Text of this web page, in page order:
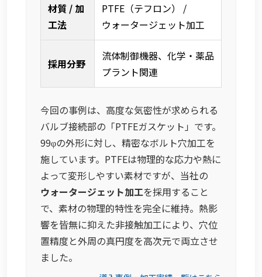
材質 / 加
工法
PTFE（テフロン） /
ウォータージェット加工
採用分野
流体制御機器、化学・薬品
プラント関連
今回の事例は、高度な気密性が求められる
バルブ接続部の「PTFEガスケット」です。
99φの外形に対し、精密なボルト穴加工を
施しています。PTFEは物理的な応力や熱に
よって変形しやすい素材ですが、当社の
ウォータージェット加工を採用すること
で、素材の物理的特性を完全に維持。熱影
響を皆無に抑えた非接触加工により、穴位
置精度と外周の真円度を高次元で両立させ
ました。